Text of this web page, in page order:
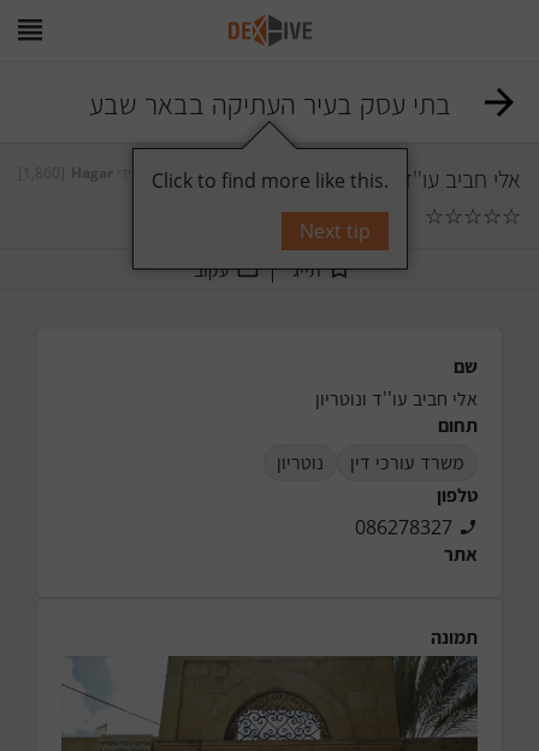
בתי עסק בעיר העתיקה בבאר שבע
אלי חביב עו''ד ונוטריון
☆
☆
☆
☆
☆
0 תגובות
תייג עקוב
שם
אלי חביב עו''ד ונוטריון
תחום
משרד עורכי דין
נוטריון
טלפון
086278327
אתר
תמונה
Click to find more like this.
Next tip